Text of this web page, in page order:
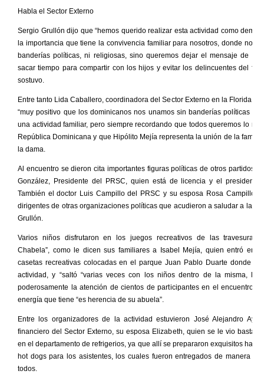
Habla el Sector Externo
Sergio Grullón dijo que “hemos querido realizar esta actividad como
la importancia que tiene la convivencia familiar para nosotros, donde no
banderías políticas, ni religiosas, sino queremos dejar el mensaje de
sacar tiempo para compartir con los hijos y evitar los delincuentes del
sostuvo.
Entre tanto Lida Caballero, coordinadora del Sector Externo en la Florida,
“muy positivo que los dominicanos nos unamos sin banderías políticas a
una actividad familiar, pero siempre recordando que todos queremos lo
República Dominicana y que Hipólito Mejía representa la unión de la
la dama.
Al encuentro se dieron cita importantes figuras políticas de otros partidos
González, Presidente del PRSC, quien está de licencia y el presidente
También el doctor Luis Campillo del PRSC y su esposa Rosa Campillo,
dirigentes de otras organizaciones políticas que acudieron a saludar a la
Grullón.
Varios niños disfrutaron en los juegos recreativos de las travesuras
Chabela”, como le dicen sus familiares a Isabel Mejía, quien entró en
casetas recreativas colocadas en el parque Juan Pablo Duarte donde
actividad, y “saltó “varias veces con los niños dentro de la misma, lo
poderosamente la atención de cientos de participantes en el encuentro.
energía que tiene “es herencia de su abuela”.
Entre los organizadores de la actividad estuvieron José Alejandro
financiero del Sector Externo, su esposa Elizabeth, quien se le vio
en el departamento de refrigerios, ya que allí se prepararon exquisitos
hot dogs para los asistentes, los cuales fueron entregados de manera
todos.